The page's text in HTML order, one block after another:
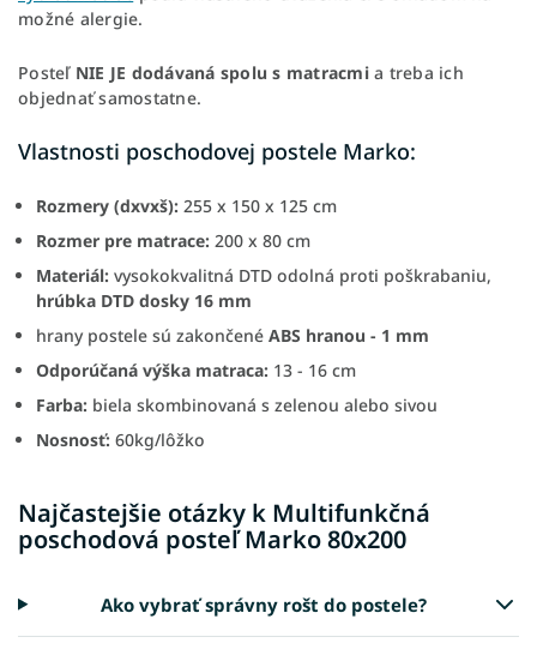
možné alergie.
Posteľ NIE JE dodávaná spolu s matracmia treba ich
objednať samostatne.
Vlastnosti poschodovej postele Marko:
Rozmery (dxvxš): 255 x 150 x 125 cm
Rozmer pre matrace: 200 x 80 cm
Materiál: vysokokvalitná DTD odolná proti poškrabaniu,
hrúbka DTD dosky 16 mm
hrany postele sú zakončené ABS hranou - 1 mm
Odporúčaná výška matraca: 13 - 16 cm
Farba: biela skombinovaná s zelenou alebo sivou
Nosnosť: 60kg/lôžko
Najčastejšie otázky k Multifunkčná
poschodová posteľ Marko 80x200
Ako vybrať správny rošt do postele?